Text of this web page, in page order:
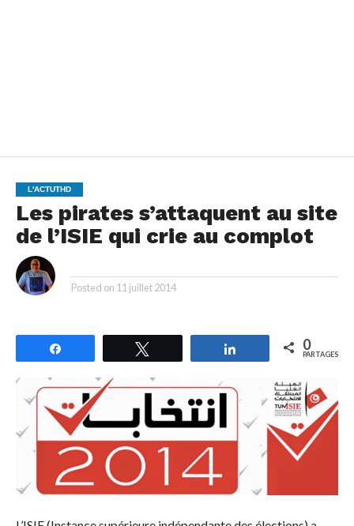
L'ACTUTHD
Les pirates s’attaquent au site
de l’ISIE qui crie au complot
Posted on 11 juillet 2014
Partagez 0
PARTAGES